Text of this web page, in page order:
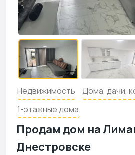
Недвижимость
Дома, дачи,
1-этажные дома
Продам дом на
Днестровске